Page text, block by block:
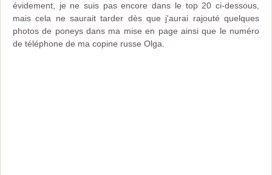
évidement, je ne suis pas encore dans le top 20 ci-dessous,
mais cela ne saurait tarder dès que j'aurai rajouté quelques
photos de poneys dans ma mise en page ainsi que le numéro
de téléphone de ma copine russe Olga.